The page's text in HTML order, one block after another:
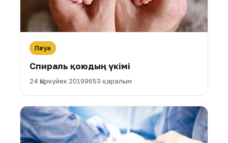
Пәтуа
Спираль қоюдың үкімі
24 Қыркүйек 20199653 қаралым